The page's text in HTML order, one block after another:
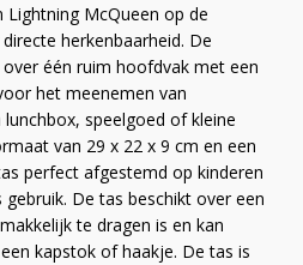
Lightning McQueen op de
herkenbaarheid. De
één ruim hoofdvak met een
het meenemen van
speelgoed of kleine
van 29 x 22 x 9 cm en een
perfect afgestemd op kinderen
De tas beschikt over een
te dragen is en kan
kapstok of haakje. De tas is